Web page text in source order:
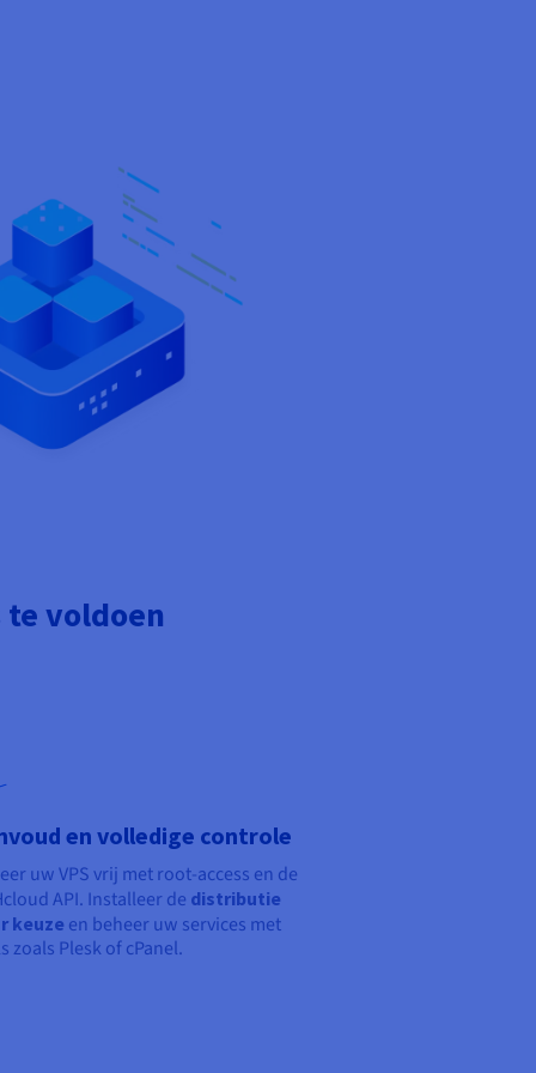
voldoen
en volledige controle
uw VPS vrij met root-access en de
API. Installeer de distributie
keuze en beheer uw services met
zoals Plesk of cPanel.